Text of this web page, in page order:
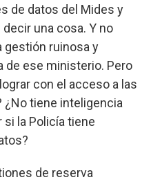
de datos del Mides y
una cosa. Y no
gestión ruinosa y
de ese ministerio. Pero
con el acceso a las
¿No tiene inteligencia
si la Policía tiene
de reserva